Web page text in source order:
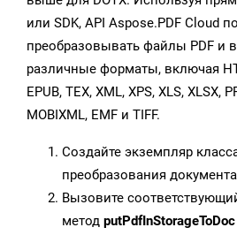
или SDK, API Aspose.PDF Cloud
преобразовывать файлы PDF и
различные форматы, включая
EPUB, TEX, XML, XPS, XLS, XLSX,
MOBIXML, EMF и TIFF.
Создайте экземпляр
преобразования документа
Вызовите
метод putPdfInStorageToDoc